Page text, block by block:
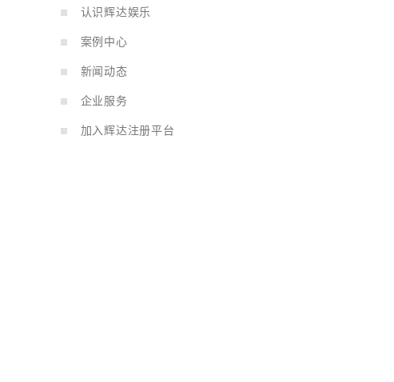
认识辉达娱乐
案例中心
新闻动态
企业服务
加入辉达注册平台